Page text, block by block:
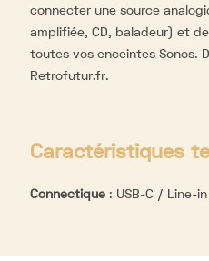
connecter une source
amplifiée, CD, baladeur) et
toutes vos enceintes Sonos.
Retrofutur.fr.
Caractéristiques
Connectique : USB-C / Line-